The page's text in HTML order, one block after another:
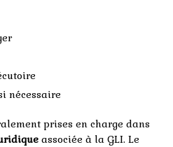
nécessaire
prises en charge dans
associée à la GLI. Le